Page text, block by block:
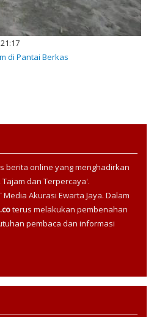
di Pantai Berkas
berita online yang menghadirkan
dan Terpercaya'.
Media Akurasi Ewarta Jaya. Dalam
terus melakukan pembenahan
pembaca dan informasi